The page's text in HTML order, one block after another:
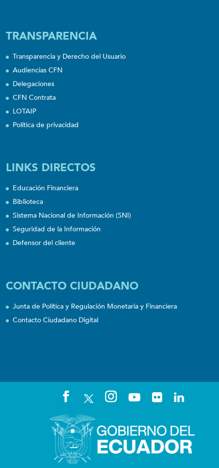
TRANSPARENCIA
Transparencia y Derecho del Usuario
Audiencias CFN
Delegaciones
CFN Contrata
LOTAIP
Política de privacidad
LINKS DIRECTOS
Educación Financiera
Biblioteca
Sistema Nacional de Información (SNI)
Seguridad de la Información
Defensor del cliente
CONTACTO CIUDADANO
Junta de Política y Regulación Monetaria y Financiera
Contacto Ciudadano Digital